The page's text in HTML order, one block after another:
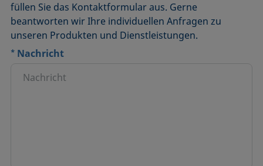
füllen Sie das Kontaktformular aus. Gerne
beantworten wir Ihre individuellen Anfragen zu
unseren Produkten und Dienstleistungen.
* Nachricht